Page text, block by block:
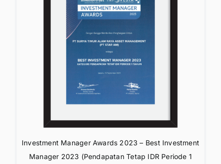
Investment Manager Awards 2023 – Best Investment
Manager 2023 (Pendapatan Tetap IDR Periode 1